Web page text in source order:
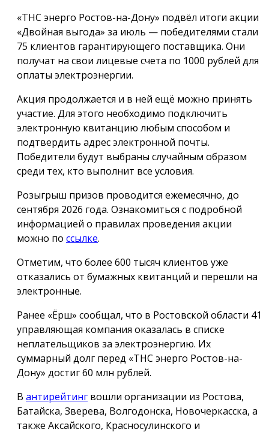
«ТНС энерго Ростов-на-Дону» подвёл итоги акции
«Двойная выгода» за июль — победителями стали
75 клиентов гарантирующего поставщика. Они
получат на свои лицевые счета по 1000 рублей для
оплаты электроэнергии.
Акция продолжается и в ней ещё можно принять
участие. Для этого необходимо подключить
электронную квитанцию любым способом и
подтвердить адрес электронной почты.
Победители будут выбраны случайным образом
среди тех, кто выполнит все условия.
Розыгрыш призов проводится ежемесячно, до
сентября 2026 года. Ознакомиться с подробной
информацией о правилах проведения акции
можно по ссылке.
Отметим, что более 600 тысяч клиентов уже
отказались от бумажных квитанций и перешли на
электронные.
Ранее «Ёрш» сообщал, что в Ростовской области 41
управляющая компания оказалась в списке
неплательщиков за электроэнергию. Их
суммарный долг перед «ТНС энерго Ростов-на-
Дону» достиг 60 млн рублей.
В антирейтинг вошли организации из Ростова,
Батайска, Зверева, Волгодонска, Новочеркасска, а
также Аксайского, Красносулинского и